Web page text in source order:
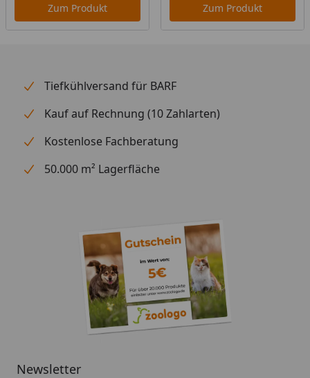
Zum Produkt Zum Produkt
Tiefkühlversand für BARF
Kauf auf Rechnung (10 Zahlarten)
Kostenlose Fachberatung
50.000 m² Lagerfläche
Newsletter